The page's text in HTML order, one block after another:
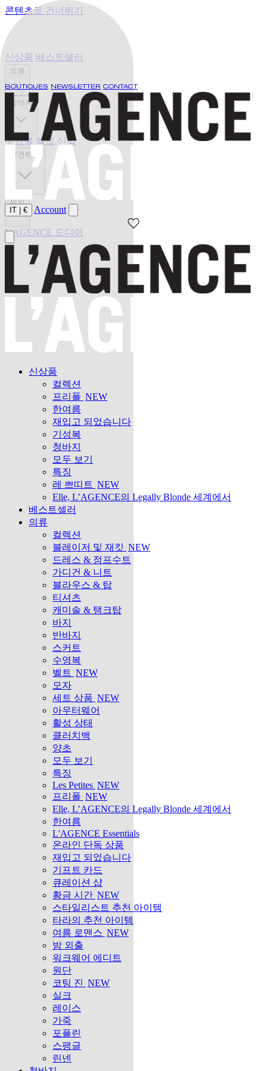
콘텐츠로 건너뛰기
BOUTIQUES NEWSLETTER CONTACT
IT € Account
신상품
컬렉션
프리폴 NEW
한여름
재입고 되었습니다
기성복
청바지
모두 보기
특징
레 쁘띠트 NEW
Elle, L’AGENCE의 Legally Blonde 세계에서
베스트셀러
의류
컬렉션
블레이저 및 재킷 NEW
드레스 & 점프수트
가디건 & 니트
블라우스 & 탑
티셔츠
캐미솔 & 탱크탑
바지
반바지
스커트
수영복
벨트 NEW
모자
세트 상품 NEW
아우터웨어
활성 상태
클러치백
양초
모두 보기
특징
Les Petites NEW
프리폴 NEW
Elle, L’AGENCE의 Legally Blonde 세계에서
한여름
L'AGENCE Essentials
온라인 단독 상품
재입고 되었습니다
기프트 카드
큐레이션 샵
황금 시간 NEW
스타일리스트 추천 아이템
타라의 추천 아이템
여름 로맨스 NEW
밤 외출
워크웨어 에디트
원단
코팅 진 NEW
실크
레이스
가죽
포플린
스팽글
린넨
신상품 베스트셀러
의류
청바지
수영복 벨트 신발
발견하기
세일
L'AGENCE 드디어